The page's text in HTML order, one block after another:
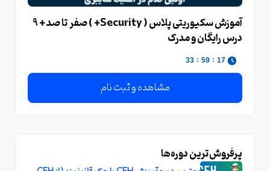
آموزش سکیوریتی پلاس ( Security+ ) صفر تا صد + 9
درس رایگان و مدرک
17
:
59
:
33
مشاهده و ثبت نام
پرفروش‌ترین دوره‌ها